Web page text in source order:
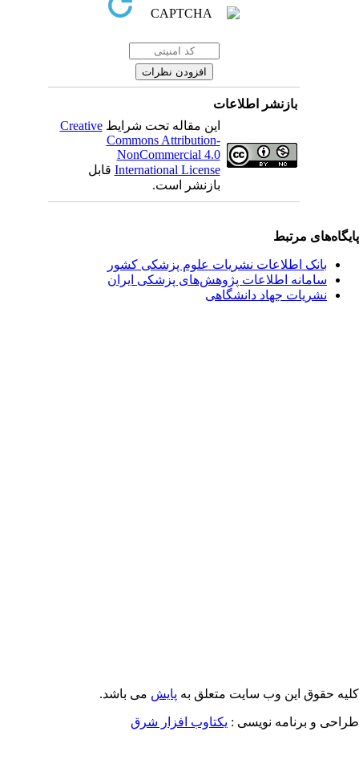
بازنشر اطلاعات
این مقاله تحت شرایطCreative
Commons Attribution-
NonCommercial 4.0
International Licenseقابل
بازنشر است.
مرتبط
بانک اطلاعات نشریات علوم پزشکی کشور
سامانه اطلاعات پژوهش‌های پزشکی ایران
نشریات جهاد دانشگاهی
حقوق این وب سایت متعلق بهپایشمی باشد.
و برنامه نویسی : یکتاوب افزار شرق